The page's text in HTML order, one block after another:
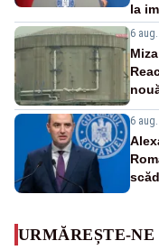
la
6
6
URMĂREȘTE-NE